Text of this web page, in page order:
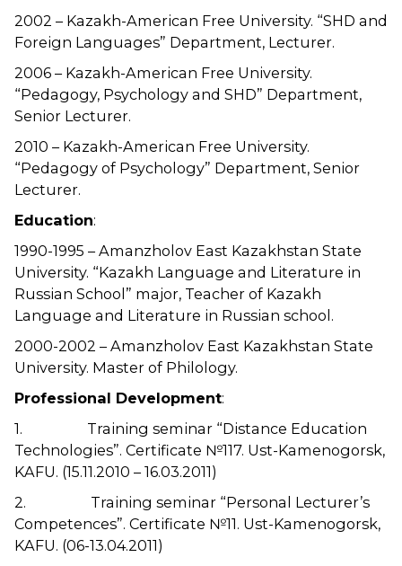
2002 – Kazakh-American Free University. “SHD and
Foreign Languages” Department, Lecturer.
2006 – Kazakh-American Free University.
“Pedagogy, Psychology and SHD” Department,
Senior Lecturer.
2010 – Kazakh-American Free University.
“Pedagogy of Psychology” Department, Senior
Lecturer.
Education:
1990-1995 – Amanzholov East Kazakhstan State
University. “Kazakh Language and Literature in
Russian School” major, Teacher of Kazakh
Language and Literature in Russian school.
2000-2002 – Amanzholov East Kazakhstan State
University. Master of Philology.
Professional Development:
1. Training seminar “Distance Education
Technologies”. Certificate №117. Ust-Kamenogorsk,
KAFU. (15.11.2010 – 16.03.2011)
2. Training seminar “Personal Lecturer’s
Competences”. Certificate №11. Ust-Kamenogorsk,
KAFU. (06-13.04.2011)